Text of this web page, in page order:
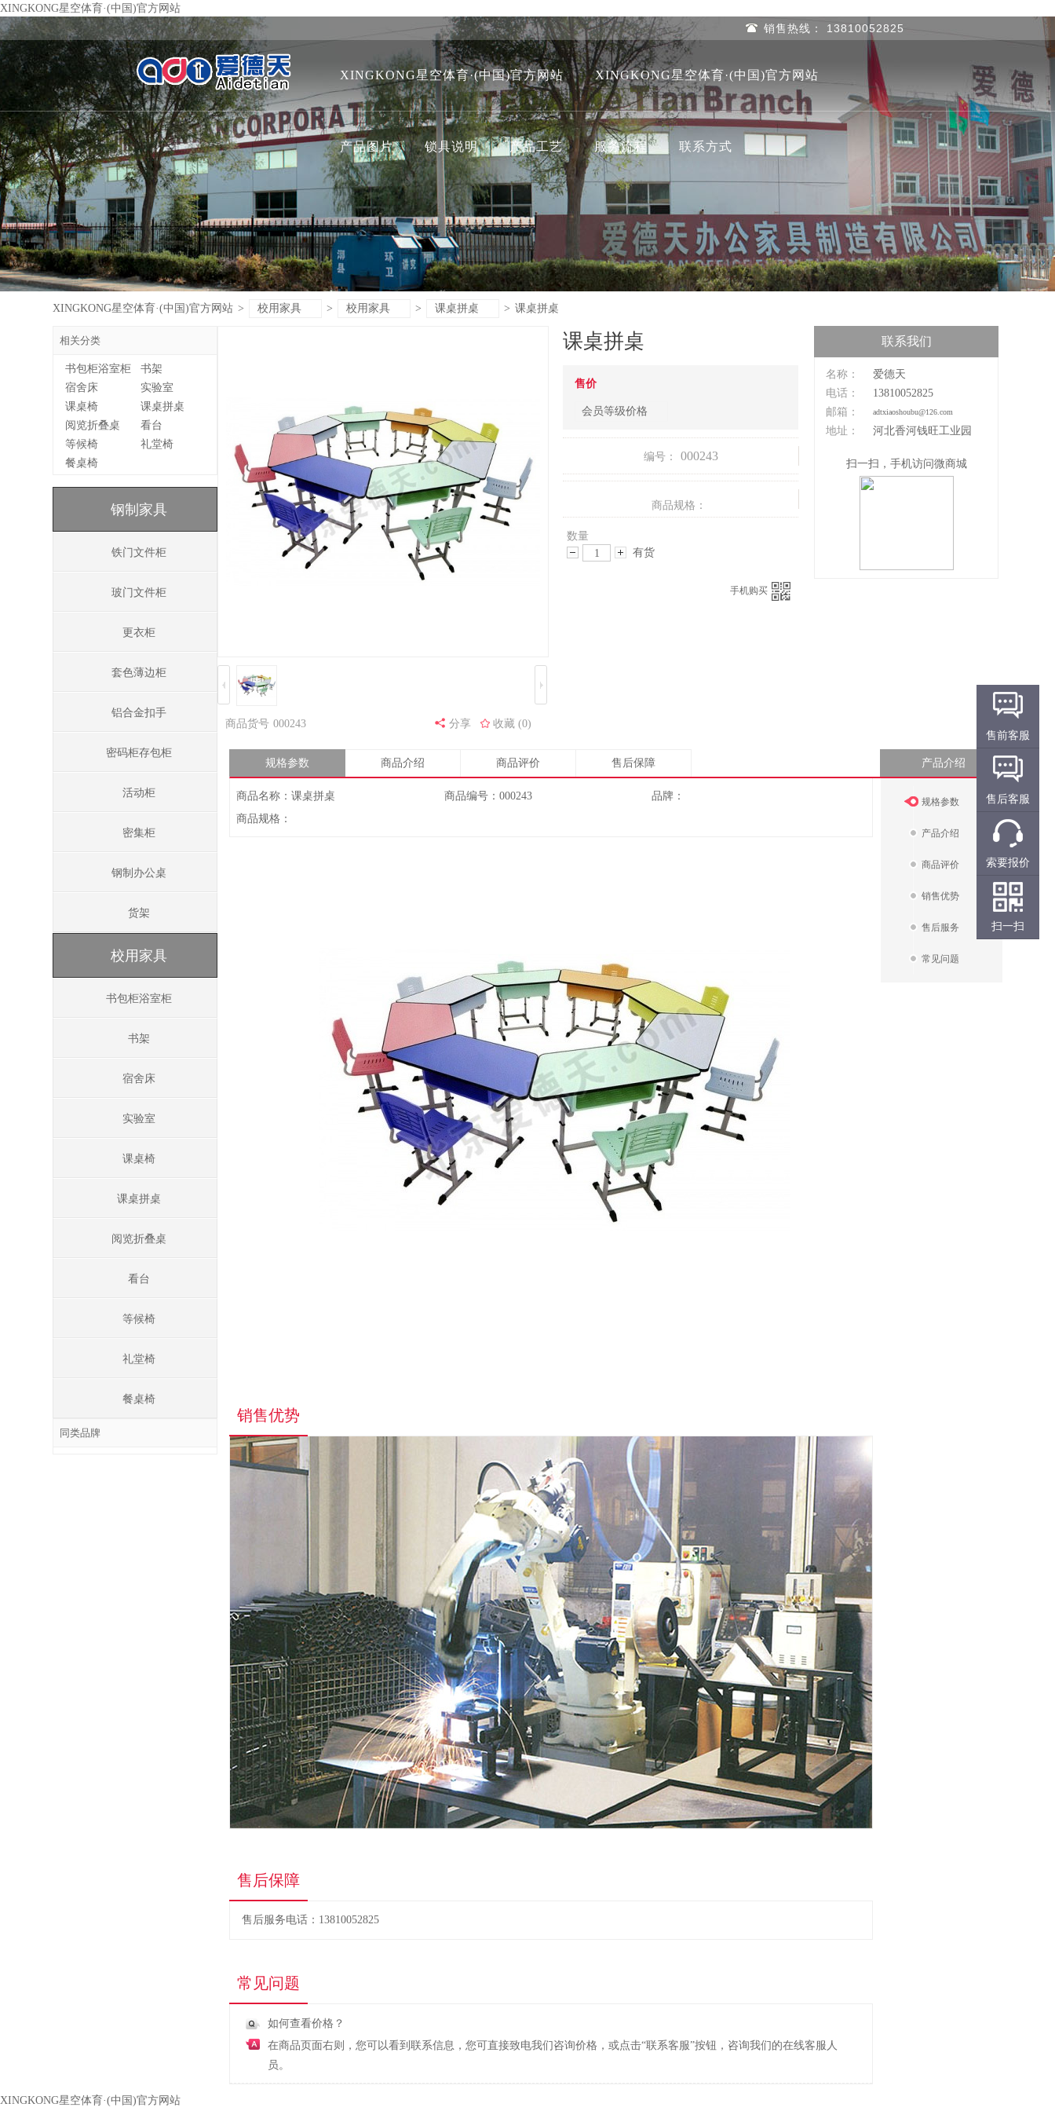
XINGKONG星空体育·(中国)官方网站
销售热线： 13810052825
XINGKONG星空体育·(中国)官方网站 XINGKONG星空体育·(中国)官方网站
产品图片 锁具说明 产品工艺 服务流程 联系方式
XINGKONG星空体育·(中国)官方网站 > 校用家具 > 校用家具 > 课桌拼桌 > 课桌拼桌
相关分类
书包柜浴室柜
书架
宿舍床
实验室
课桌椅
课桌拼桌
阅览折叠桌
看台
等候椅
礼堂椅
餐桌椅
钢制家具
铁门文件柜
玻门文件柜
更衣柜
套色薄边柜
铝合金扣手
密码柜存包柜
活动柜
密集柜
钢制办公桌
货架
校用家具
书包柜浴室柜
书架
宿舍床
实验室
课桌椅
课桌拼桌
阅览折叠桌
看台
等候椅
礼堂椅
餐桌椅
同类品牌
商品货号 000243 收藏 (0)
分享
课桌拼桌
售价
会员等级价格
编号： 000243
商品规格：
数量
有货
手机购买
联系我们
名称：
爱德天
电话：
13810052825
邮箱：
adtxiaoshoubu@126.com
地址： 河北香河钱旺工业园
扫一扫，手机访问微商城
规格参数 商品介绍 商品评价 售后保障 产品介绍
规格参数
产品介绍
商品评价
销售优势
售后服务
常见问题
商品名称：课桌拼桌 商品编号：000243
品牌：
商品规格：
销售优势
售后保障
售后服务电话：13810052825
常见问题
如何查看价格？
在商品页面右则，您可以看到联系信息，您可直接致电我们咨询价格，或点击“联系客服”按钮，咨询我们的在线客服人
员。
XINGKONG星空体育·(中国)官方网站
售前客服
售后客服
索要报价
扫一扫